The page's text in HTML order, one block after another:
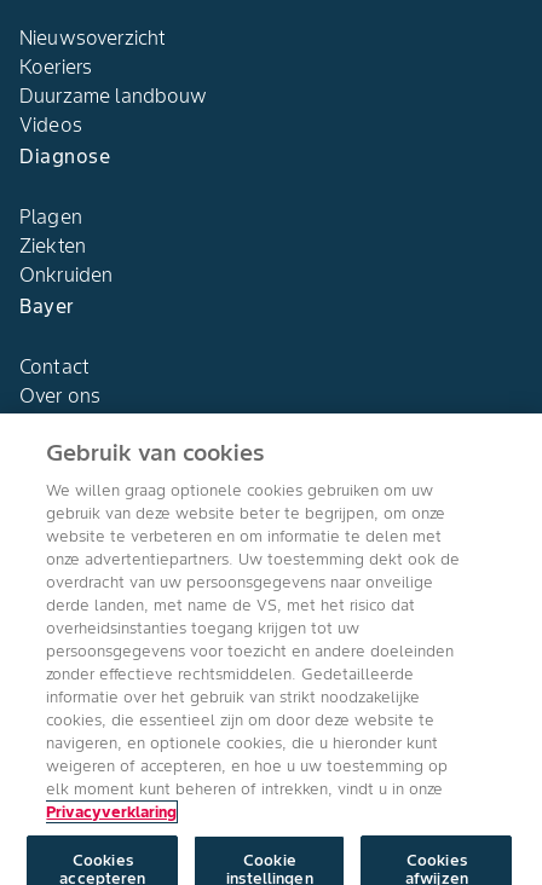
Nieuwsoverzicht
Koeriers
Duurzame landbouw
Videos
Diagnose
Plagen
Ziekten
Onkruiden
Bayer
Contact
Over ons
Agro Bayer
Nederland
Volg ons
Copyright © Bayer Crop Science 2024
Algemene Gebruiksvoorwaarden/Privacyverklaring/Imprint/Cookie
instellingen
Gebruik van cookies
We willen graag optionele cookies gebruiken om uw
gebruik van deze website beter te begrijpen, om onze
website te verbeteren en om informatie te delen met
onze advertentiepartners. Uw toestemming dekt ook de
overdracht van uw persoonsgegevens naar onveilige
derde landen, met name de VS, met het risico dat
overheidsinstanties toegang krijgen tot uw
persoonsgegevens voor toezicht en andere doeleinden
zonder effectieve rechtsmiddelen. Gedetailleerde
informatie over het gebruik van strikt noodzakelijke
cookies, die essentieel zijn om door deze website te
navigeren, en optionele cookies, die u hieronder kunt
weigeren of accepteren, en hoe u uw toestemming op
elk moment kunt beheren of intrekken, vindt u in onze
Privacyverklaring
Cookie
instellingen
Cookies
afwijzen
Cookies
accepteren